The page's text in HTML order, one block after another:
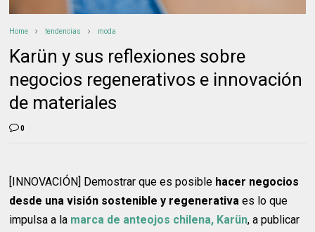
Home tendencias moda
Karün y sus reflexiones sobre
negocios regenerativos e innovación
de materiales
0
[INNOVACIÓN] Demostrar que es posible hacer negocios
desde una visión sostenible y regenerativa es lo que
impulsa a la marca de anteojos chilena, Karün, a publicar